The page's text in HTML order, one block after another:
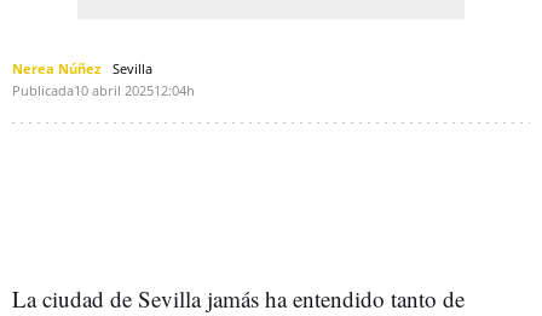
Nerea Núñez
Sevilla
Publicada10 abril 202512:04h
La ciudad de Sevilla jamás ha entendido tanto de